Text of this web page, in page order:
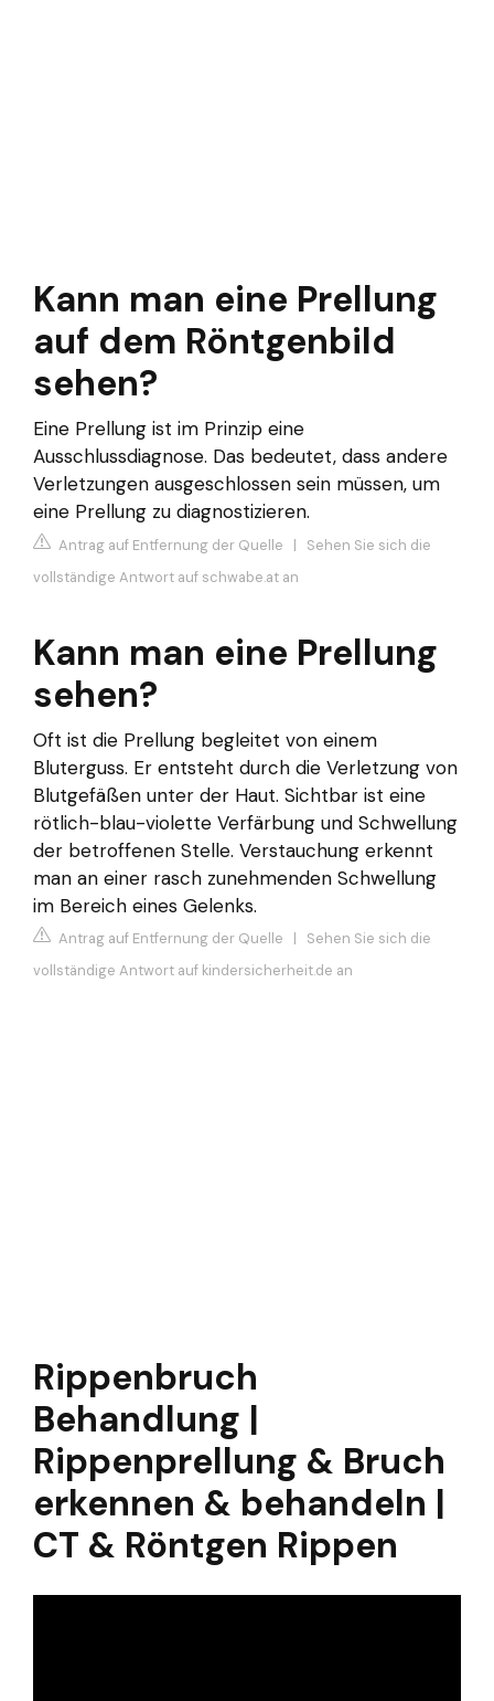
Kann man eine Prellung
auf dem Röntgenbild
sehen?
Eine Prellung ist im Prinzip eine
Ausschlussdiagnose. Das bedeutet, dass andere
Verletzungen ausgeschlossen sein müssen, um
eine Prellung zu diagnostizieren.
Antrag auf Entfernung der Quelle | Sehen Sie sich die
vollständige Antwort auf schwabe.at an
Kann man eine Prellung
sehen?
Oft ist die Prellung begleitet von einem
Bluterguss. Er entsteht durch die Verletzung von
Blutgefäßen unter der Haut. Sichtbar ist eine
rötlich-blau-violette Verfärbung und Schwellung
der betroffenen Stelle. Verstauchung erkennt
man an einer rasch zunehmenden Schwellung
im Bereich eines Gelenks.
Antrag auf Entfernung der Quelle | Sehen Sie sich die
vollständige Antwort auf kindersicherheit.de an
Rippenbruch
Behandlung |
Rippenprellung & Bruch
erkennen & behandeln |
CT & Röntgen Rippen